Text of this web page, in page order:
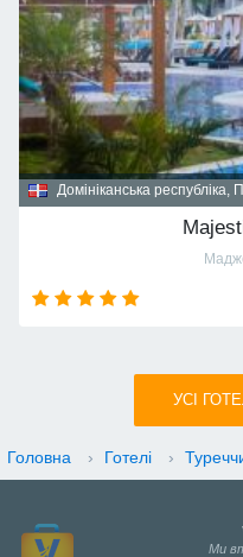
Домініканська республіка,
УСI
Головна › Готелі ›
Ми